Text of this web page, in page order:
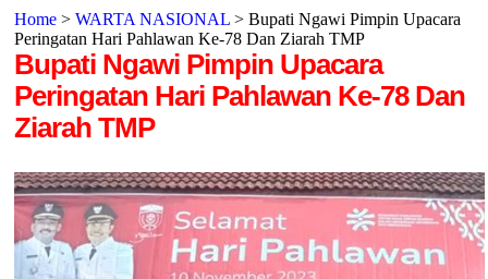
Home> WARTA NASIONAL> Bupati Ngawi Pimpin Upacara
Peringatan Hari Pahlawan Ke-78 Dan Ziarah TMP
Bupati Ngawi Pimpin Upacara
Peringatan Hari Pahlawan Ke-78 Dan
Ziarah TMP